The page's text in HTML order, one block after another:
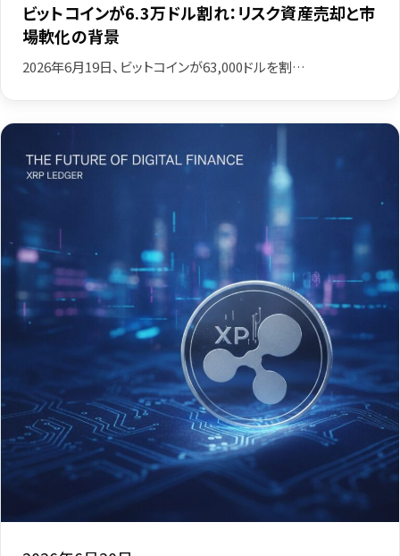
ビットコインが6.3万ドル割れ：リスク資産売却と市
場軟化の背景
2026年6月19日、ビットコインが63,000ドルを割…